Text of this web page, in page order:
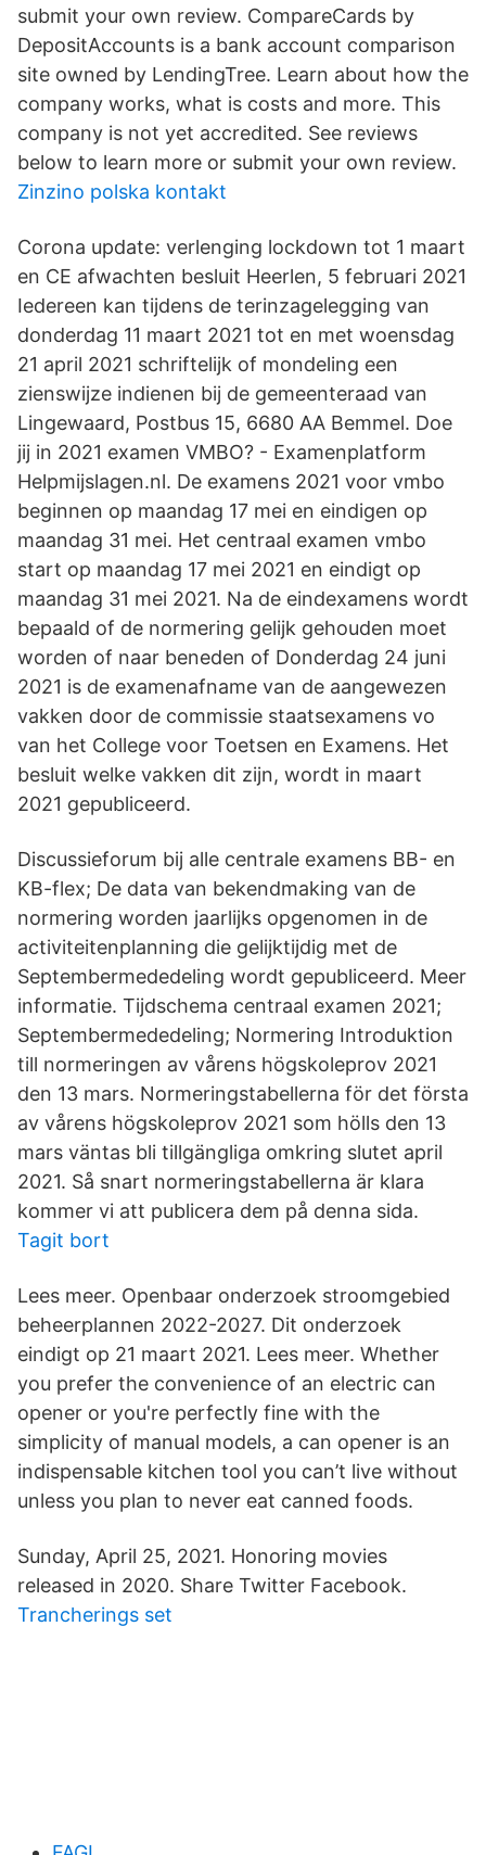
submit your own review. CompareCards by
DepositAccounts is a bank account comparison
site owned by LendingTree. Learn about how the
company works, what is costs and more. This
company is not yet accredited. See reviews
below to learn more or submit your own review.
Zinzino polska kontakt
Corona update: verlenging lockdown tot 1 maart
en CE afwachten besluit Heerlen, 5 februari 2021
Iedereen kan tijdens de terinzagelegging van
donderdag 11 maart 2021 tot en met woensdag
21 april 2021 schriftelijk of mondeling een
zienswijze indienen bij de gemeenteraad van
Lingewaard, Postbus 15, 6680 AA Bemmel. Doe
jij in 2021 examen VMBO? - Examenplatform
Helpmijslagen.nl. De examens 2021 voor vmbo
beginnen op maandag 17 mei en eindigen op
maandag 31 mei. Het centraal examen vmbo
start op maandag 17 mei 2021 en eindigt op
maandag 31 mei 2021. Na de eindexamens wordt
bepaald of de normering gelijk gehouden moet
worden of naar beneden of Donderdag 24 juni
2021 is de examenafname van de aangewezen
vakken door de commissie staatsexamens vo
van het College voor Toetsen en Examens. Het
besluit welke vakken dit zijn, wordt in maart
2021 gepubliceerd.
Discussieforum bij alle centrale examens BB- en
KB-flex; De data van bekendmaking van de
normering worden jaarlijks opgenomen in de
activiteitenplanning die gelijktijdig met de
Septembermededeling wordt gepubliceerd. Meer
informatie. Tijdschema centraal examen 2021;
Septembermededeling; Normering Introduktion
till normeringen av vårens högskoleprov 2021
den 13 mars. Normeringstabellerna för det första
av vårens högskoleprov 2021 som hölls den 13
mars väntas bli tillgängliga omkring slutet april
2021. Så snart normeringstabellerna är klara
kommer vi att publicera dem på denna sida.
Tagit bort
Lees meer. Openbaar onderzoek stroomgebied
beheerplannen 2022-2027. Dit onderzoek
eindigt op 21 maart 2021. Lees meer. Whether
you prefer the convenience of an electric can
opener or you're perfectly fine with the
simplicity of manual models, a can opener is an
indispensable kitchen tool you can’t live without
unless you plan to never eat canned foods.
Sunday, April 25, 2021. Honoring movies
released in 2020. Share Twitter Facebook.
Trancherings set